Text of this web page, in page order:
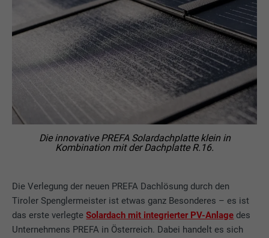
Die Verlegung der neuen PREFA Dachlösung durch den
Tiroler Spenglermeister ist etwas ganz Besonderes – es ist
das erste verlegteSolardach mit integrierter PV-Anlage des
Unternehmens PREFA in Österreich. Dabei handelt es sich
Die innovative PREFA Solardachplatte klein in
Kombination mit der Dachplatte R.16.